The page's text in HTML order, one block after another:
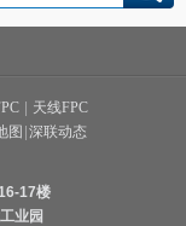
天线FPC
图 深联动态
17楼
业园